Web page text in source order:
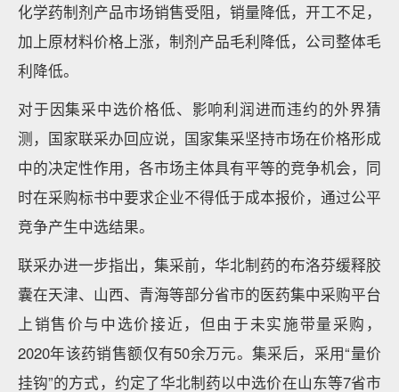
化学药制剂产品市场销售受阻，销量降低，开工不足，
加上原材料价格上涨，制剂产品毛利降低，公司整体毛
利降低。
对于因集采中选价格低、影响利润进而违约的外界猜
测，国家联采办回应说，国家集采坚持市场在价格形成
中的决定性作用，各市场主体具有平等的竞争机会，同
时在采购标书中要求企业不得低于成本报价，通过公平
竞争产生中选结果。
联采办进一步指出，集采前，华北制药的布洛芬缓释胶
囊在天津、山西、青海等部分省市的医药集中采购平台
上销售价与中选价接近，但由于未实施带量采购，
2020年该药销售额仅有50余万元。集采后，采用“量价
挂钩”的方式，约定了华北制药以中选价在山东等7省市